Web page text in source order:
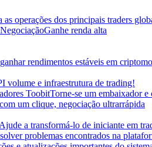
as operações dos principais traders
Ganhe renda alta
rendimentos estáveis em
volume e infraestrutura de trading!
ToobitTorne-se um embaixador
um clique, negociação ultrarrápida
Ajude a transformá-lo de iniciante em
problemas encontrados na